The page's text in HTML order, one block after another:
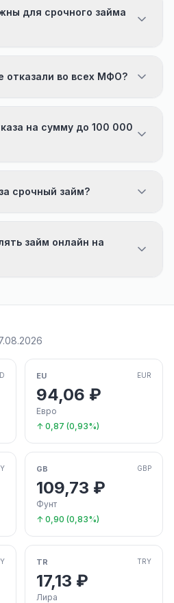
для срочного займа
отказали во всех МФО?
на сумму до 100 000
срочный займ?
займ онлайн на
EU EUR
94,06 ₽
Евро
↑ 0,87 (0,93%)
GB GBP
109,73 ₽
Фунт
↑ 0,90 (0,83%)
TR TRY
17,13 ₽
Лира